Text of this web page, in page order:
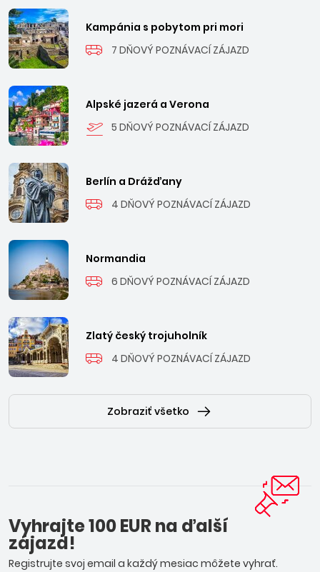
Kampánia s pobytom pri mori
7 DŇOVÝ POZNÁVACÍ ZÁJAZD
Alpské jazerá a Verona
5 DŇOVÝ POZNÁVACÍ ZÁJAZD
Berlín a Drážďany
4 DŇOVÝ POZNÁVACÍ ZÁJAZD
Normandia
6 DŇOVÝ POZNÁVACÍ ZÁJAZD
Zlatý český trojuholník
4 DŇOVÝ POZNÁVACÍ ZÁJAZD
Zobraziť všetko
Vyhrajte 100 EUR na ďalší
zájazd!
Registrujte svoj email a každý mesiac môžete vyhrať.